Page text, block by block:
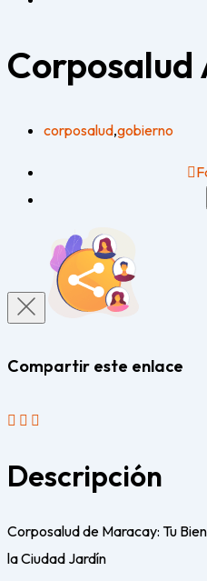
Corposalud
corposalud,gobierno
Compartir este enlace
Descripción
Corposalud de Maracay: Tu
la Ciudad Jardín